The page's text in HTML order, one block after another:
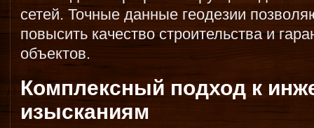
сетей. Точные данные геодезии
повысить качество строительства и
объектов.
Комплексный подход к
изысканиям